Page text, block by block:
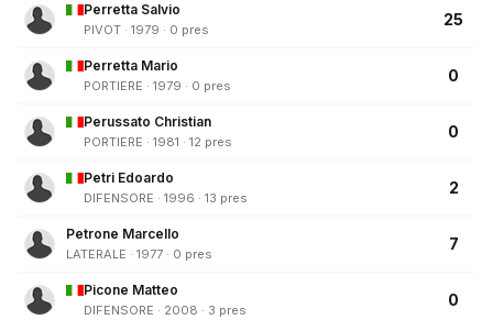
Perretta Salvio
PIVOT · 1979 · 0 pres
25
Perretta Mario
PORTIERE · 1979 · 0 pres
0
Perussato Christian
PORTIERE · 1981 · 12 pres
0
Petri Edoardo
DIFENSORE · 1996 · 13 pres
2
Petrone Marcello
LATERALE · 1977 · 0 pres
7
Picone Matteo
DIFENSORE · 2008 · 3 pres
0